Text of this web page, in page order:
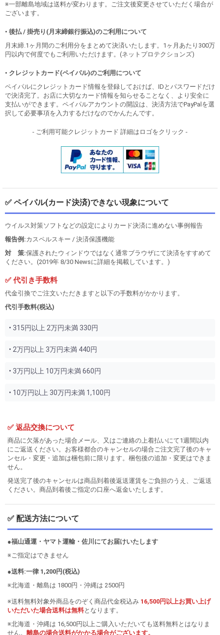
※一部離島地域は送料が変わります。ご注文後変更させていただく場合が
ございます。
• 後払 / 掛売り(月末締銀行振込)のご利用について
月末締.1ヶ月間のご利用分をまとめて決済いたします。1ヶ月あたり300万
円以内で何度でもご利用いただけます。(ネットプロテクションズ)
• クレジットカード(ペイパル)のご利用について
ペイパルにクレジットカード情報を登録しておけば、IDとパスワードだけ
で決済完了。お店に大切なカード情報を知らせることなく、より安全に
支払いができます。ペイパルアカウントの開設は、決済方法でPayPalを選
択して必要事項を入力するだけなのでかんたんです。
- ご利用可能クレジットカード 詳細はロゴをクリック -
✅ ペイパル(カード決済)できない現象について
ウイルス対策ソフトなどの設定によりカード決済に進めない事例報告
報告例:カスペルスキー / 決済保護機能
対 策:保護されたウィンドウではなく通常ブラウザにて決済をすすめて
ください。(2019年 8/30 Newsに詳細を掲載しています。)
✅ 代引き手数料
代金引換でご注文いただきますと以下の手数料がかかります。
代引手数料(税込)
• 315円以上 2万円未満 330円
• 2万円以上 3万円未満 440円
• 3万円以上 10万円未満 660円
• 10万円以上 30万円未満 1,100円
✅ 返品交換について
商品に欠落があった場合メール、又はご連絡の上着払いにて1週間以内
にご返送ください。お客様都合のキャンセルの場合ご注文完了後のキャ
ンセル・変更・追加は梱包前に限ります。梱包後の追加・変更はできま
せん。
発送完了後のキャンセルは商品到着後返送運賃をご負担のうえ、ご返送
ください。商品到着後ご指定の口座へ返金いたします。
✅ 配送方法について
●福山通運・ヤマト運輸・佐川にてお届けいたします
※ご指定はできません
●送料:一律 1,200円(税込)
※北海道・離島は 1800円・沖縄は 2500円
※送料無料対象外商品をのぞく商品代金税込み 16,500円以上お買い上げ
いただいた場合送料は無料となります。
※北海道・沖縄は 16,500円以上ご購入いただいても送料無料とはなりま
せん。 離島の場合送料がかかる場合がございます。